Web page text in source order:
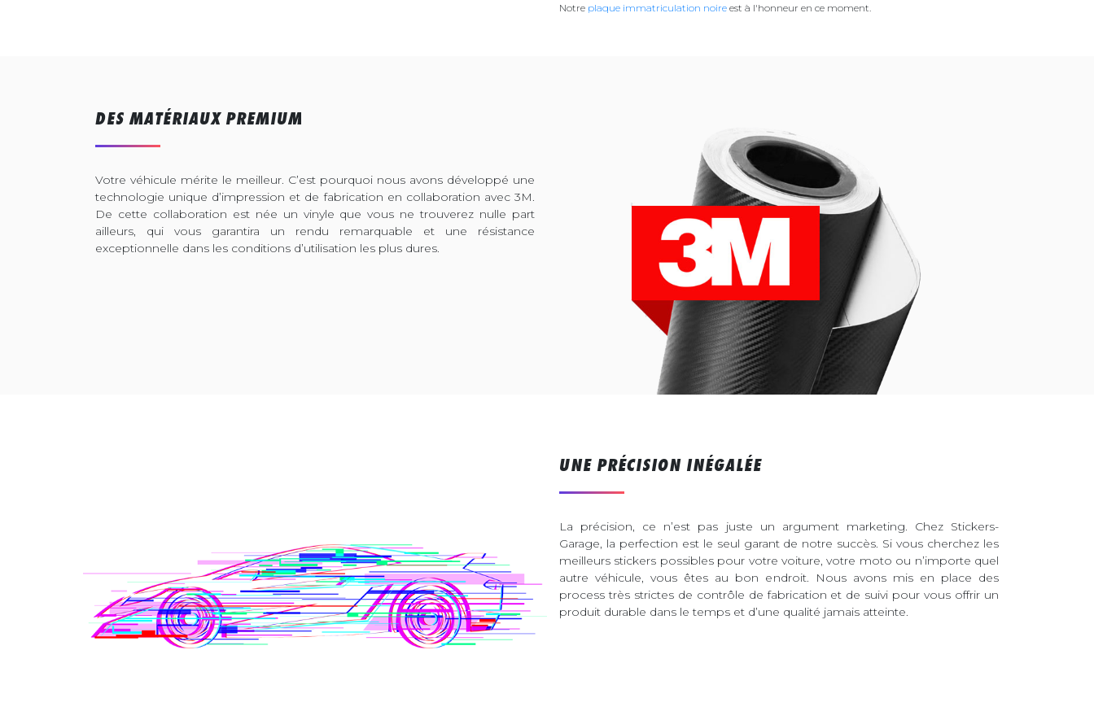
Notre plaque immatriculation noire est à l'honneur en ce moment.
DES MATÉRIAUX PREMIUM
Votre véhicule mérite le meilleur. C’est pourquoi nous avons développé une
technologie unique d’impression et de fabrication en collaboration avec 3M.
De cette collaboration est née un vinyle que vous ne trouverez nulle part
ailleurs, qui vous garantira un rendu remarquable et une résistance
exceptionnelle dans les conditions d’utilisation les plus dures.
UNE PRÉCISION INÉGALÉE
La précision, ce n’est pas juste un argument marketing. Chez Stickers-
Garage, la perfection est le seul garant de notre succès. Si vous cherchez les
meilleurs stickers possibles pour votre voiture, votre moto ou n’importe quel
autre véhicule, vous êtes au bon endroit. Nous avons mis en place des
process très strictes de contrôle de fabrication et de suivi pour vous offrir un
produit durable dans le temps et d’une qualité jamais atteinte.